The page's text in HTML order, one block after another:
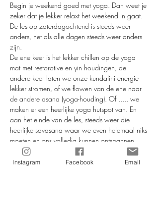
Begin je weekend goed met yoga. Dan weet je
zeker dat je lekker relaxt het weekend in gaat.
De les op zaterdagochtend is steeds weer
anders, net als alle dagen steeds weer anders
zijn.
De ene keer is het lekker chillen op de yoga
mat met restorotive en yin houdingen, de
andere keer laten we onze kundalini energie
lekker stromen, of we flowen van de ene naar
de andere asana (yoga-houding). Of ..... we
maken er een heerlijke yoga hutspot van. En
aan het einde van de les, steeds weer die
heerlijke savasana waar we even helemaal niks
moeten en ons volledig kunnen ontspannen...
De les is geschikt voor iedereen, je hoeft geen
yoga-ervaring te hebben om aan deze les deel
Instagram Facebook Email